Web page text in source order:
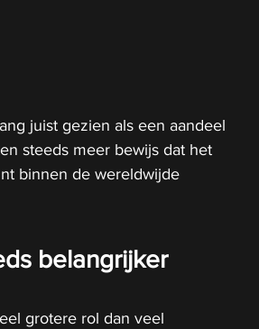
juist gezien als een aandeel
steeds meer bewijs dat het
binnen de wereldwijde
belangrijker
grotere rol dan veel